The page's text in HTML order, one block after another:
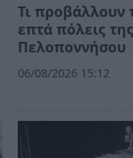
Τι προβάλλουν
επτά πόλεις της
Πελοποννήσου
06/08/2026 15:12